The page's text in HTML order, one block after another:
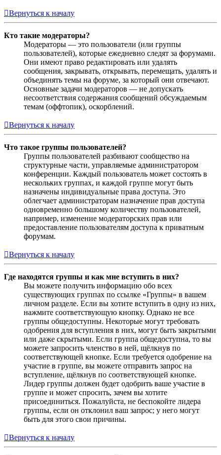
Вернуться к началу
Кто такие модераторы?
Модераторы — это пользователи (или группы
пользователей), которые ежедневно следят за форумами.
Они имеют право редактировать или удалять
сообщения, закрывать, открывать, перемещать, удалять и
объединять темы на форуме, за который они отвечают.
Основные задачи модераторов — не допускать
несоответствия содержания сообщений обсуждаемым
темам (оффтопик), оскорблений.
Вернуться к началу
Что такое группы пользователей?
Группы пользователей разбивают сообщество на
структурные части, управляемые администратором
конференции. Каждый пользователь может состоять в
нескольких группах, и каждой группе могут быть
назначены индивидуальные права доступа. Это
облегчает администраторам назначение прав доступа
одновременно большому количеству пользователей,
например, изменение модераторских прав или
предоставление пользователям доступа к приватным
форумам.
Вернуться к началу
Где находятся группы и как мне вступить в них?
Вы можете получить информацию обо всех
существующих группах по ссылке «Группы» в вашем
личном разделе. Если вы хотите вступить в одну из них,
нажмите соответствующую кнопку. Однако не все
группы общедоступны. Некоторые могут требовать
одобрения для вступления в них, могут быть закрытыми
или даже скрытыми. Если группа общедоступна, то вы
можете запросить членство в ней, щёлкнув по
соответствующей кнопке. Если требуется одобрение на
участие в группе, вы можете отправить запрос на
вступление, щёлкнув по соответствующей кнопке.
Лидер группы должен будет одобрить ваше участие в
группе и может спросить, зачем вы хотите
присоединиться. Пожалуйста, не беспокойте лидера
группы, если он отклонил ваш запрос; у него могут
быть для этого свои причины.
Вернуться к началу